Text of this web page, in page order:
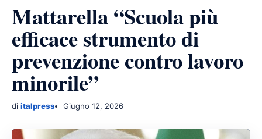
Mattarella “Scuola più
efficace strumento di
prevenzione contro lavoro
minorile”
di italpress Giugno 12, 2026